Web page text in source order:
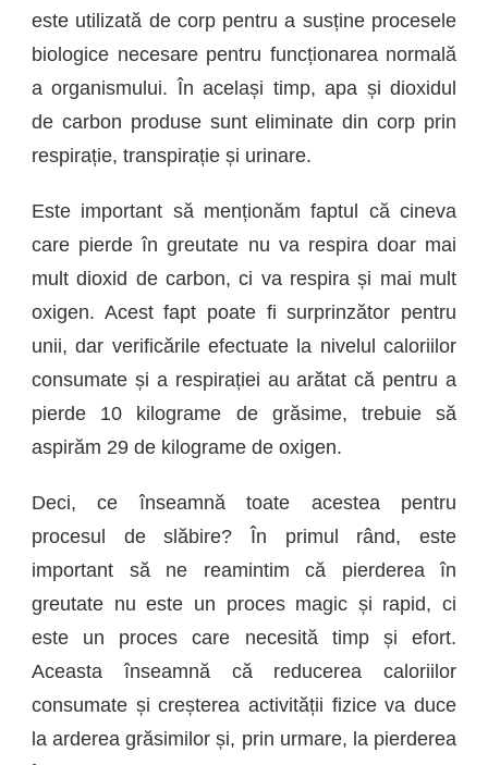
este utilizată de corp pentru a susține procesele
biologice necesare pentru funcționarea normală
a organismului. În același timp, apa și dioxidul
de carbon produse sunt eliminate din corp prin
respirație, transpirație și urinare.
Este important să menționăm faptul că cineva
care pierde în greutate nu va respira doar mai
mult dioxid de carbon, ci va respira și mai mult
oxigen. Acest fapt poate fi surprinzător pentru
unii, dar verificările efectuate la nivelul caloriilor
consumate și a respirației au arătat că pentru a
pierde 10 kilograme de grăsime, trebuie să
aspirăm 29 de kilograme de oxigen.
Deci, ce înseamnă toate acestea pentru
procesul de slăbire? În primul rând, este
important să ne reamintim că pierderea în
greutate nu este un proces magic și rapid, ci
este un proces care necesită timp și efort.
Aceasta înseamnă că reducerea caloriilor
consumate și creșterea activității fizice va duce
la arderea grăsimilor și, prin urmare, la pierderea